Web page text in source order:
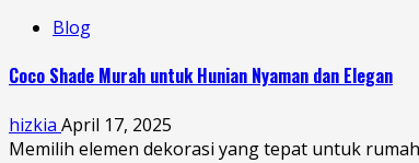
Blog
Coco Shade Murah untuk Hunian Nyaman dan Elegan
hizkia April 17, 2025
Memilih elemen dekorasi yang tepat untuk